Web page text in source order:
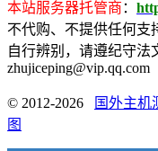
本站服务器托管商 ：
不代购、不提供任何支
自行辨别，请遵纪守法
zhujiceping@vip.qq.com
© 2012-2026 国外主机
图